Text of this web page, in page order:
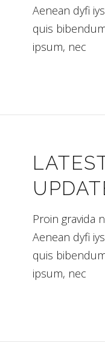
Aenean dyfi
quis
ipsum, nec
Proin gravida
Aenean dyfi
quis
ipsum, nec